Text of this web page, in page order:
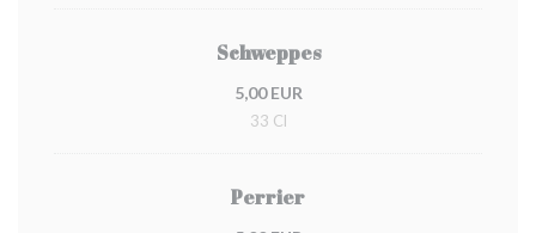
Schweppes
5,00 EUR
33 Cl
Perrier